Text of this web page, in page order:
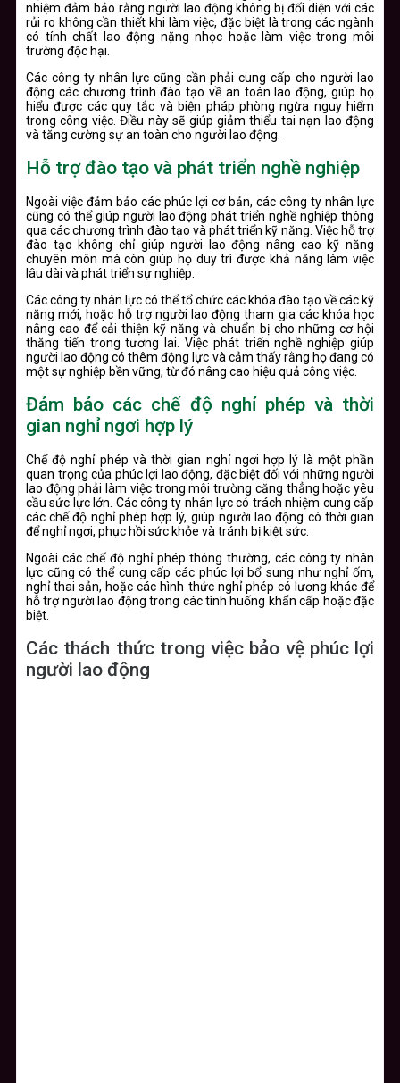
nhiệm đảm bảo rằng người lao động không bị đối diện với các
rủi ro không cần thiết khi làm việc, đặc biệt là trong các ngành
có tính chất lao động nặng nhọc hoặc làm việc trong môi
trường độc hại.
Các công ty nhân lực cũng cần phải cung cấp cho người lao
động các chương trình đào tạo về an toàn lao động, giúp họ
hiểu được các quy tắc và biện pháp phòng ngừa nguy hiểm
trong công việc. Điều này sẽ giúp giảm thiểu tai nạn lao động
và tăng cường sự an toàn cho người lao động.
Hỗ trợ đào tạo và phát triển nghề nghiệp
Ngoài việc đảm bảo các phúc lợi cơ bản, các công ty nhân lực
cũng có thể giúp người lao động phát triển nghề nghiệp thông
qua các chương trình đào tạo và phát triển kỹ năng. Việc hỗ trợ
đào tạo không chỉ giúp người lao động nâng cao kỹ năng
chuyên môn mà còn giúp họ duy trì được khả năng làm việc
lâu dài và phát triển sự nghiệp.
Các công ty nhân lực có thể tổ chức các khóa đào tạo về các kỹ
năng mới, hoặc hỗ trợ người lao động tham gia các khóa học
nâng cao để cải thiện kỹ năng và chuẩn bị cho những cơ hội
thăng tiến trong tương lai. Việc phát triển nghề nghiệp giúp
người lao động có thêm động lực và cảm thấy rằng họ đang có
một sự nghiệp bền vững, từ đó nâng cao hiệu quả công việc.
Đảm bảo các chế độ nghỉ phép và thời
gian nghỉ ngơi hợp lý
Chế độ nghỉ phép và thời gian nghỉ ngơi hợp lý là một phần
quan trọng của phúc lợi lao động, đặc biệt đối với những người
lao động phải làm việc trong môi trường căng thẳng hoặc yêu
cầu sức lực lớn. Các công ty nhân lực có trách nhiệm cung cấp
các chế độ nghỉ phép hợp lý, giúp người lao động có thời gian
để nghỉ ngơi, phục hồi sức khỏe và tránh bị kiệt sức.
Ngoài các chế độ nghỉ phép thông thường, các công ty nhân
lực cũng có thể cung cấp các phúc lợi bổ sung như nghỉ ốm,
nghỉ thai sản, hoặc các hình thức nghỉ phép có lương khác để
hỗ trợ người lao động trong các tình huống khẩn cấp hoặc đặc
biệt.
Các thách thức trong việc bảo vệ phúc lợi
người lao động